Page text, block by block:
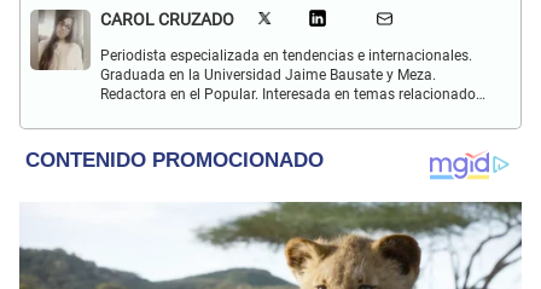
CAROL CRUZADO
Periodista especializada en tendencias e internacionales.
Graduada en la Universidad Jaime Bausate y Meza.
Redactora en el Popular. Interesada en temas relacionados
comunidades nativas y apoyo social.